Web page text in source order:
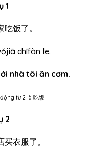
1
吃饭了。
chīfàn le.
nhà tôi ăn cơm.
từ 2 là 吃饭
2
衣服了。